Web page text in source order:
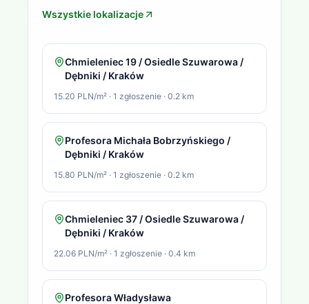
Wszystkie lokalizacje
Chmieleniec 19 / Osiedle Szuwarowa /
Dębniki / Kraków
15.20 PLN/m² · 1 zgłoszenie · 0.2 km
Profesora Michała Bobrzyńskiego /
Dębniki / Kraków
15.80 PLN/m² · 1 zgłoszenie · 0.2 km
Chmieleniec 37 / Osiedle Szuwarowa /
Dębniki / Kraków
22.06 PLN/m² · 1 zgłoszenie · 0.4 km
Profesora Władysława